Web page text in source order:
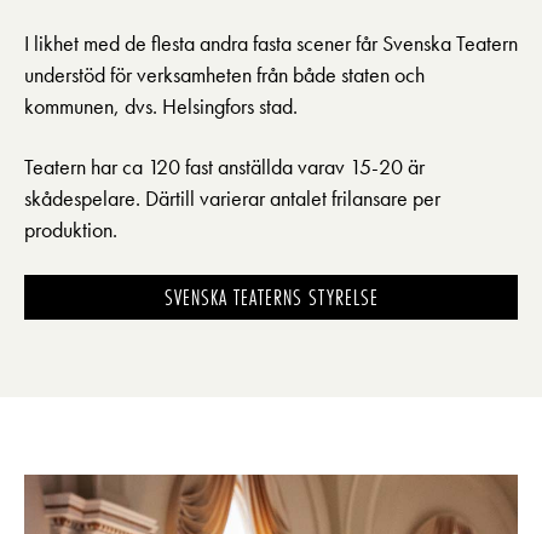
I likhet med de flesta andra fasta scener får Svenska Teatern
understöd för verksamheten från både staten och
kommunen, dvs. Helsingfors stad.
Teatern har ca 120 fast anställda varav 15-20 är
skådespelare. Därtill varierar antalet frilansare per
produktion.
SVENSKA TEATERNS STYRELSE